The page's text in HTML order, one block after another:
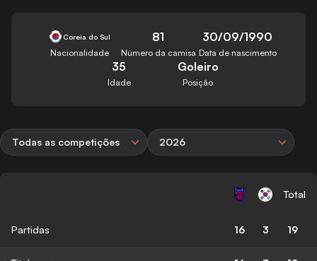
Coreia do Sul
Nacionalidade
81
Número da camisa
30/09/1990
Data de nascimento
35
Idade
Goleiro
Posição
Todas as competições 2026
Total
Partidas 16 3 19